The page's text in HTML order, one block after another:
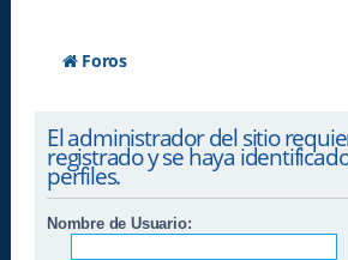
Foros
El administrador del sitio
registrado y se haya
perfiles.
Nombre de Usuario: